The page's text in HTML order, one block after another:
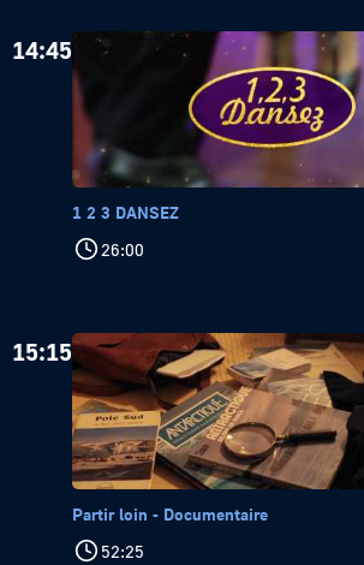
14:45
1 2 3 DANSEZ
26:00
15:15
Partir loin - Documentaire
52:25